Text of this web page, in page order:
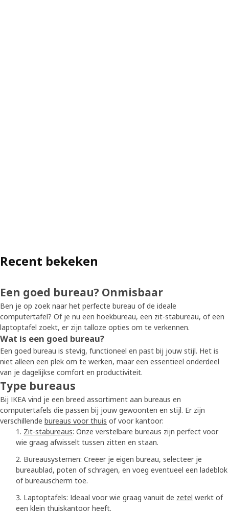
Recent bekeken
Een goed bureau? Onmisbaar
Ben je op zoek naar het perfecte bureau of de ideale
computertafel? Of je nu een hoekbureau, een zit-stabureau, of een
laptoptafel zoekt, er zijn talloze opties om te verkennen.
Wat is een goed bureau?
Een goed bureau is stevig, functioneel en past bij jouw stijl. Het is
niet alleen een plek om te werken, maar een essentieel onderdeel
van je dagelijkse comfort en productiviteit.
Type bureaus
Bij IKEA vind je een breed assortiment aan bureaus en
computertafels die passen bij jouw gewoonten en stijl. Er zijn
verschillende bureaus voor thuis of voor kantoor:
Zit-stabureaus: Onze verstelbare bureaus zijn perfect voor
wie graag afwisselt tussen zitten en staan.
Bureausystemen: Creëer je eigen bureau, selecteer je
bureaublad, poten of schragen, en voeg eventueel een ladeblok
of bureauscherm toe.
Laptoptafels: Ideaal voor wie graag vanuit de zetel werkt of
een klein thuiskantoor heeft.